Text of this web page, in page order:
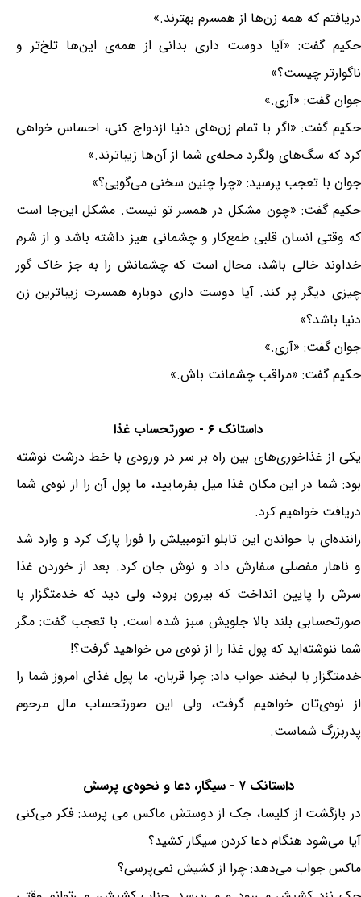
دریافتم که همه زن‌ها از همسرم بهترند.»
حکیم گفت: «آیا دوست داری بدانی از همه‌ی این‌ها تلخ‌تر و
ناگوارتر چیست؟»
جوان گفت: «آری.»
حکیم گفت: «اگر با تمام زن‌های دنیا ازدواج کنی، احساس خواهی
کرد که سگ‌های ولگرد محله‌ی شما از آن‌ها زیباترند.»
جوان با تعجب پرسید: «چرا چنین سخنی می‌گویی؟»
حکیم گفت: «چون مشکل در همسر تو نیست. مشکل این‌جا است
که وقتی انسان قلبی طمع‌کار و چشمانی هیز داشته باشد و از شرم
خداوند خالی باشد، محال است که چشمانش را به جز خاک گور
چیزی دیگر پر کند. آیا دوست داری دوباره همسرت زیباترین زن
دنیا باشد؟»
جوان گفت: «آری.»
حکیم گفت: «مراقب چشمانت باش.»
داستانک ۶ - صورتحساب غذا
یکی از غذاخوری‌های بین راه بر سر در ورودی با خط درشت نوشته
بود: شما در این مکان غذا میل بفرمایید، ما پول آن را از نوه‌ی شما
دریافت خواهیم کرد.
راننده‌ای با خواندن این تابلو اتومبیلش را فورا پارک کرد و وارد شد
و ناهار مفصلی سفارش داد و نوش جان کرد. بعد از خوردن غذا
سرش را پایین انداخت که بیرون برود، ولی دید که خدمتگزار با
صورتحسابی بلند بالا جلویش سبز شده است. با تعجب گفت: مگر
شما ننوشته‌اید که پول غذا را از نوه‌ی من خواهید گرفت؟!
خدمتگزار با لبخند جواب داد: چرا قربان، ما پول غذای امروز شما را
از نوه‌ی‌تان خواهیم گرفت، ولی این صورتحساب مال مرحوم
پدربزرگ شماست.
داستانک ۷ - سیگار، دعا و نحوه‌ی پرسش
در بازگشت از کلیسا، جک از دوستش ماکس می پرسد: فکر می‌کنی
آیا می‌شود هنگام دعا کردن سیگار کشید؟
ماکس جواب می‌دهد: چرا از کشیش نمی‌پرسی؟